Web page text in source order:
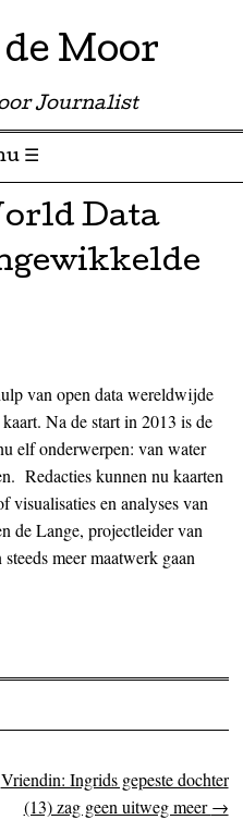
Moor
Journalist
☰
Data
van open data wereldwijde
Na de start in 2013 is de
elf onderwerpen: van water
Redacties kunnen nu kaarten
visualisaties en analyses van
de Lange, projectleider van
meer maatwerk gaan
Vriendin: Ingrids gepeste dochter
(13) zag geen uitweg meer→